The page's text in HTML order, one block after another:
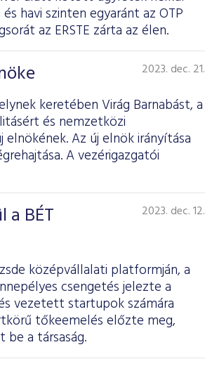
havi szinten egyaránt az OTP
az ERSTE zárta az élen.
2023. dec. 21.
keretében Virág Barnabást, a
és nemzetközi
Az új elnök irányítása
A vezérigazgatói
BÉT
2023. dec. 12.
középvállalati platformján, a
csengetés jelezte a
vezetett startupok számára
tőkeemelés előzte meg,
a társaság.